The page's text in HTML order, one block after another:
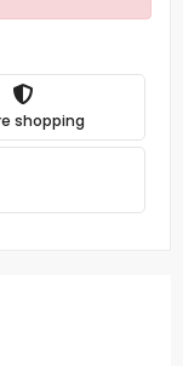
shopping